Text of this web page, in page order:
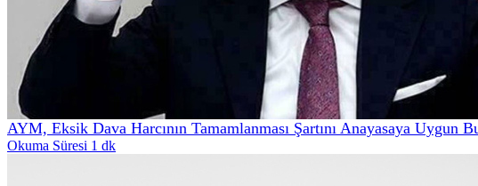
AYM, Eksik Dava Harcının Tamamlanması Şartını Anayasaya Uygun
Okuma Süresi 1 dk